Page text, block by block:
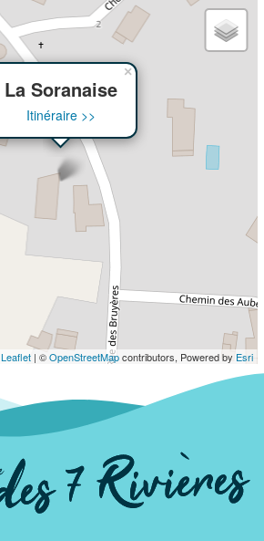
La Soranaise
Itinéraire >>
×
Leaflet| ©OpenStreetMapcontributors, Powered by Esri